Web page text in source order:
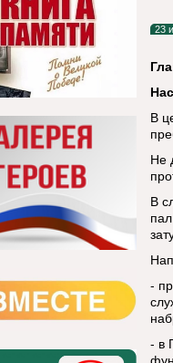
23
В
Не
В
-
- в